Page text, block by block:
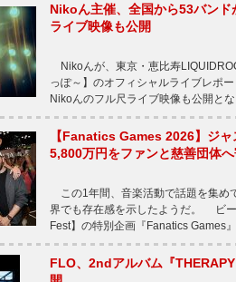
Nikoん主催、全国から53バンド
ライブ映像も公開
Nikoんが、東京・恵比寿
っぽ～】のオフィシャルライブレポ
Nikoんのフル尺ライブ映像も公開
【Fanatics Games 2026】ジ
5,800万円をファンと慈善団体
この1年間、音楽活動で話題を集め
界でも存在感を示したようだ。 ビ
Fest】の特別企画『Fanatics Games
FLO、2ndアルバム『